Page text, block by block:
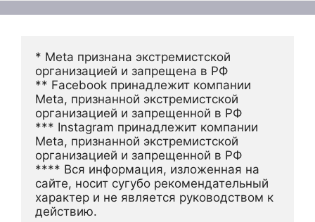
* Meta признана экстремистской
организацией и запрещена в РФ
** Facebook принадлежит компании
Meta, признанной экстремистской
организацией и запрещенной в РФ
*** Instagram принадлежит компании
Meta, признанной экстремистской
организацией и запрещенной в РФ
**** Вся информация, изложенная на
сайте, носит сугубо рекомендательный
характер и не является руководством к
действию.